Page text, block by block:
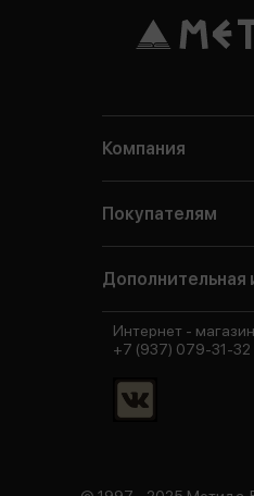
Компания
Покупателям
Интернет -
+7 (937) 079-31-32